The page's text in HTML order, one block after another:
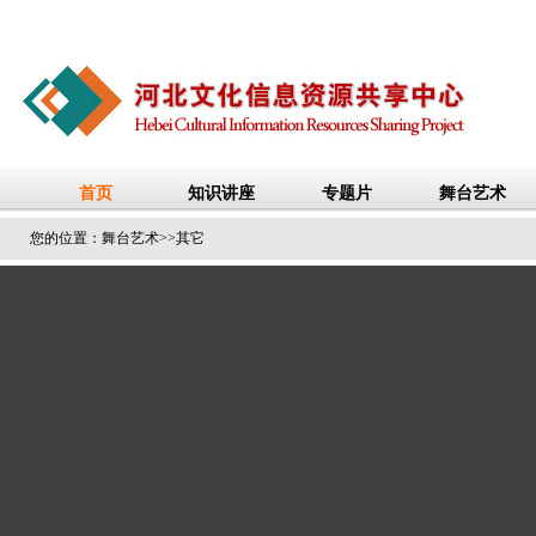
您的位置： 舞台艺术>>其它